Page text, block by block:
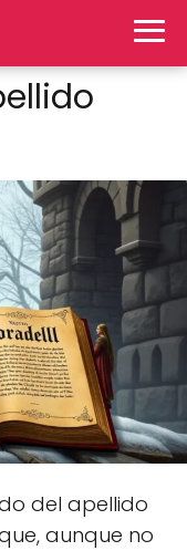
del apellido
aunque no